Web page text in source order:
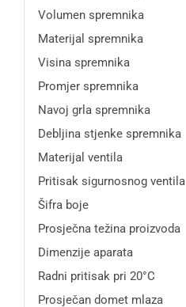
Volumen spremnika
Materijal spremnika
Visina spremnika
Promjer spremnika
Navoj grla spremnika
Debljina stjenke spremnika
Materijal ventila
Pritisak sigurnosnog ventila
Šifra boje
Prosječna težina proizvoda
Dimenzije aparata
Radni pritisak pri 20°C
Prosječan domet mlaza